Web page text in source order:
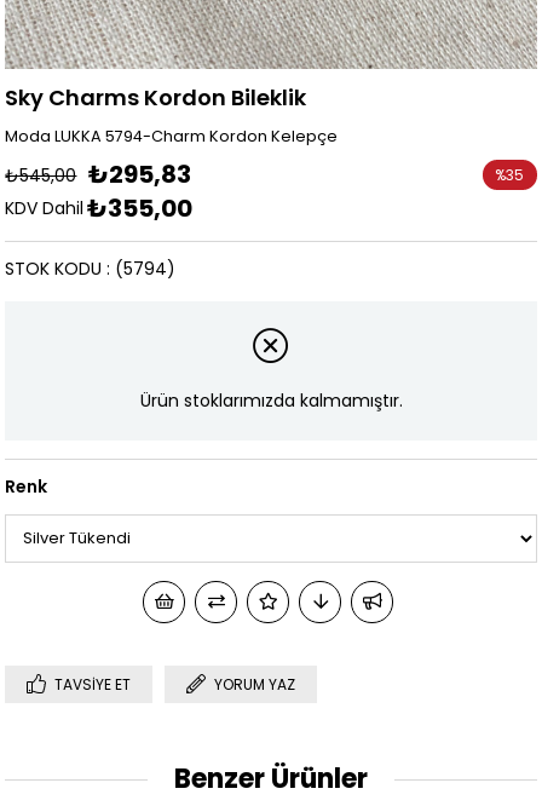
Sky Charms Kordon Bileklik
Moda LUKKA 5794-Charm Kordon Kelepçe
₺545,00 ₺295,83
KDV Dahil ₺355,00
%35
(5794)
STOK KODU
Ürün stoklarımızda kalmamıştır.
Renk
TAVSIYE ET YORUM YAZ
Benzer Ürünler